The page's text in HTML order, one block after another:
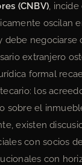
(CNBV),
oscilan
extranjero
formal
los
sobre el
existen
con socios
con